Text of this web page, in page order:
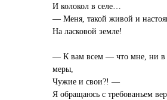
И колокол в селе…
— Меня, такой живой и
На ласковой земле!
— К вам всем — что мне, ни в
меры,
Чужие и свои?! —
Я обращаюсь с требованьем